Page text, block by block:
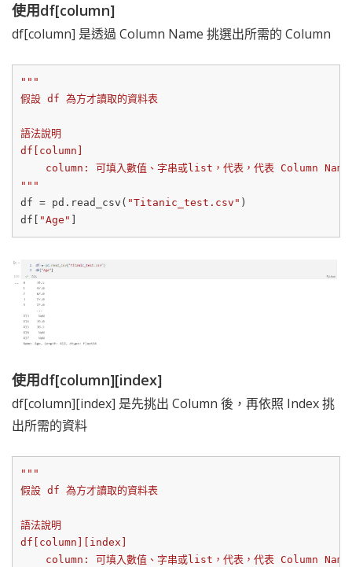
使用df[column]
df[column] 是透過 Column Name 挑選出所需的 Column
"""
假設 df 為方才讀取的資料表
語法說明
df[column]
    column: 可填入數值、字串或list，代表，代表 Column Name
"""
df = pd.read_csv( "Titanic_test.csv" )
df[
"Age"
使用df[column][index]
df[column][index] 是先挑出 Column 後，再依照 Index 挑
出所需的資料
"""
假設 df 為方才讀取的資料表
語法說明
df[column][index]
    column: 可填入數值、字串或list，代表，代表 Column Name